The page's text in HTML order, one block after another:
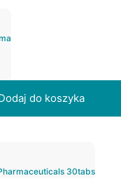
do koszyka
30tabs